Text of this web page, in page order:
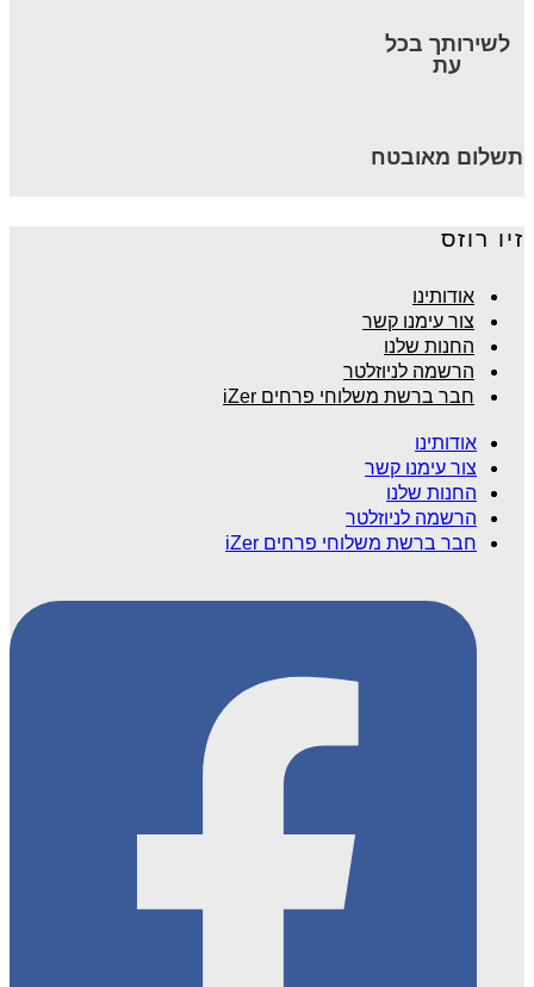
לשירותך בכל
עת
תשלום מאובטח
זיו רוזס
אודותינו
צור עימנו קשר
החנות שלנו
הרשמה לניוזלטר
חבר ברשת משלוחי פרחים iZer
אודותינו
צור עימנו קשר
החנות שלנו
הרשמה לניוזלטר
חבר ברשת משלוחי פרחים iZer